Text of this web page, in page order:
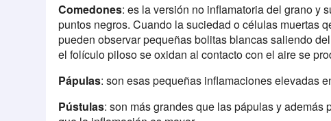
Comedones: es la versión no inflamatoria del grano y
puntos negros. Cuando la suciedad o células muertas
pueden observar pequeñas bolitas blancas saliendo
el folículo piloso se oxidan al contacto con el aire se
Pápulas: son esas pequeñas inflamaciones elevadas
Pústulas: son más grandes que las pápulas y